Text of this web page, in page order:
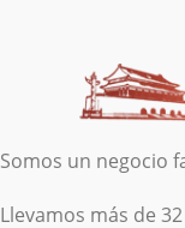
Somos un negocio
Llevamos más de